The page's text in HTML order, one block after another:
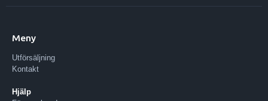
Meny
Utförsäljning
Kontakt
Hjälp